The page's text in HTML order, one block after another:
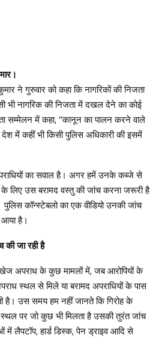
ने गुरुवार को कहा कि नागरिकों की निजता
भी नागरिक की निजता में दखल देने का कोई
सम्मेलन में कहा, “कानून का पालन करने वाले
देश में कहीं भी किसी पुलिस अधिकारी की इसमें
का सवाल है। अगर हमें उनके कब्जे से
लिए उस बरामद वस्तु की जांच करना जरूरी है
पुलिस कॉन्स्टेबलो का एक वीडियो उनकी जांच
आया है।
की जा रही है
अपराध के कुछ मामलों में, जब आरोपियों के
स्थल से मिले या बरामद अपराधियों के पास
है। उस समय हम नहीं जानते कि गिरोह के
पर जो कुछ भी मिलता है उसकी तुरंत जांच
में लैपटॉप, हार्ड डिस्क, पेन ड्राइव आदि से